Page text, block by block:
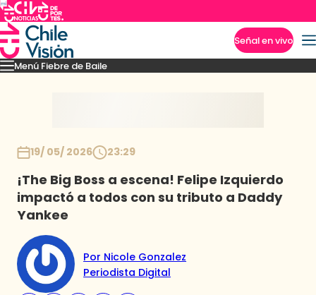
Señal en vivo
Menú Fiebre de Baile
Mejores MomentosPresentacionesEl VAR-After del baile
19/ 05/ 2026 23:29
¡The Big Boss a escena! Felipe Izquierdo
impactó a todos con su tributo a Daddy
Yankee
Por Nicole Gonzalez
Periodista Digital
Imperdibles